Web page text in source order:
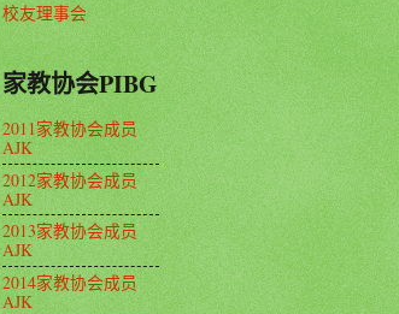
校友理事会
家教协会PIBG
2011家教协会成员
AJK
2012家教协会成员
AJK
2013家教协会成员
AJK
2014家教协会成员
AJK